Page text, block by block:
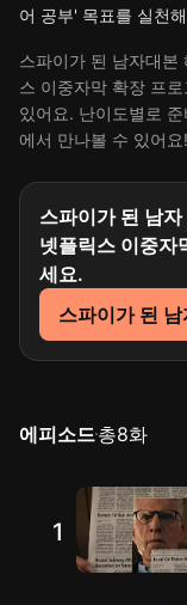
어 공부' 목표를 실천
스파이가 된 남자대본
스 이중자막 확장 프
있어요. 난이도별로
에서 만나볼 수 있어요!
스파이가 된 남
넷플릭스 이중자
세요.
스파이가 된
에피소드총8화
1